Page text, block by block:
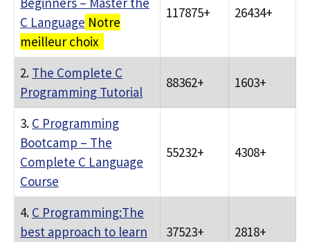
C Language Notre
meilleur choix
117875+ 26434+
2. The Complete C
Programming Tutorial
88362+ 1603+
3. C Programming
Bootcamp – The
Complete C Language
Course
55232+ 4308+
4. C Programming:The
best approach to learn
37523+ 2818+